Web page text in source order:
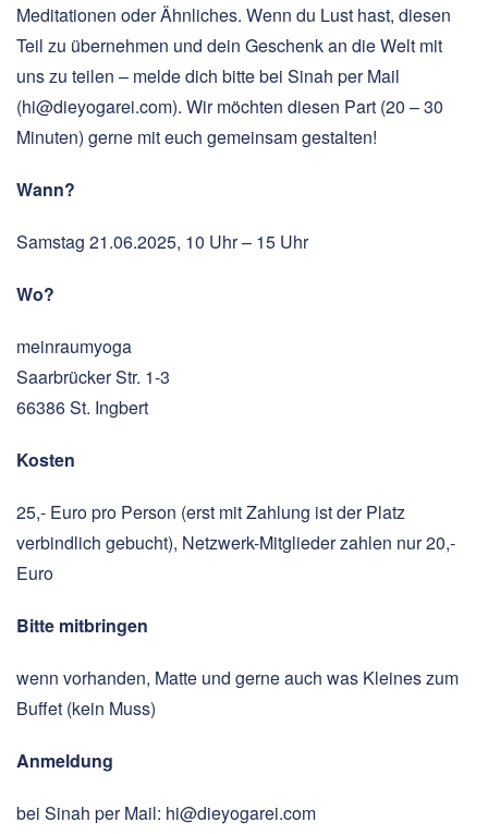
Meditationen oder Ähnliches. Wenn du Lust hast, diesen
Teil zu übernehmen und dein Geschenk an die Welt mit
uns zu teilen – melde dich bitte bei Sinah per Mail
(hi@dieyogarei.com). Wir möchten diesen Part (20 – 30
Minuten) gerne mit euch gemeinsam gestalten!
Wann?
Samstag 21.06.2025, 10 Uhr – 15 Uhr
Wo?
meinraumyoga
Saarbrücker Str. 1-3
66386 St. Ingbert
Kosten
25,- Euro pro Person (erst mit Zahlung ist der Platz
verbindlich gebucht), Netzwerk-Mitglieder zahlen nur 20,-
Euro
Bitte mitbringen
wenn vorhanden, Matte und gerne auch was Kleines zum
Buffet (kein Muss)
Anmeldung
bei Sinah per Mail: hi@dieyogarei.com